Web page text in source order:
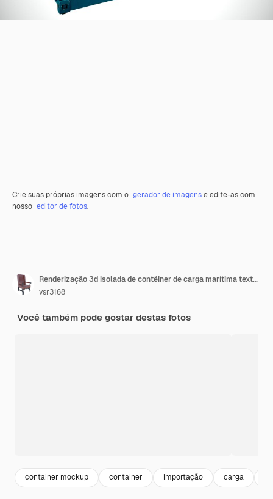
Crie suas próprias imagens com o gerador de imagense edite-as com
nosso editor de fotos.
Renderização 3d isolada de contêiner de carga marítima texturizado com bandeira nacional da República Popular de Lugansk
vsr3168
Você também pode gostar destas fotos
container mockup container importação carga